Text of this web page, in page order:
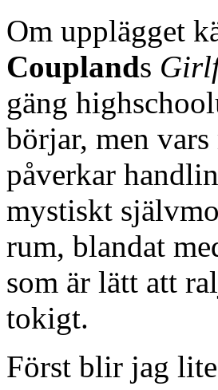
Om upplägget
Couplands
gäng
börjar, men
påverkar
mystiskt
rum, blandat
som är lätt att
tokigt.
Först blir jag